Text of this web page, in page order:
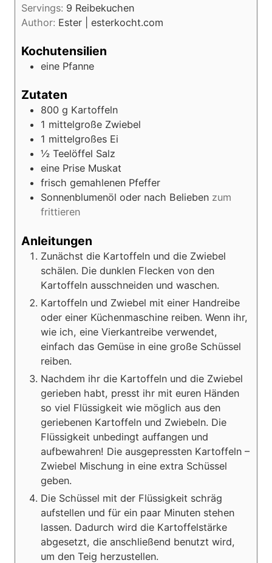
n
Servings: 9 Reibekuchen
Author: Ester | esterkocht.com
Kochutensilien
eine Pfanne
Zutaten
800 g Kartoffeln
1 mittelgroße Zwiebel
1 mittelgroßes Ei
½ Teelöffel Salz
eine Prise Muskat
frisch gemahlenen Pfeffer
Sonnenblumenöl oder nach Belieben zum
frittieren
Anleitungen
Zunächst die Kartoffeln und die Zwiebel
schälen. Die dunklen Flecken von den
Kartoffeln ausschneiden und waschen.
Kartoffeln und Zwiebel mit einer Handreibe
oder einer Küchenmaschine reiben. Wenn ihr,
wie ich, eine Vierkantreibe verwendet,
einfach das Gemüse in eine große Schüssel
reiben.
Nachdem ihr die Kartoffeln und die Zwiebel
gerieben habt, presst ihr mit euren Händen
so viel Flüssigkeit wie möglich aus den
geriebenen Kartoffeln und Zwiebeln. Die
Flüssigkeit unbedingt auffangen und
aufbewahren! Die ausgepressten Kartoffeln –
Zwiebel Mischung in eine extra Schüssel
geben.
Die Schüssel mit der Flüssigkeit schräg
aufstellen und für ein paar Minuten stehen
lassen. Dadurch wird die Kartoffelstärke
abgesetzt, die anschließend benutzt wird,
um den Teig herzustellen.